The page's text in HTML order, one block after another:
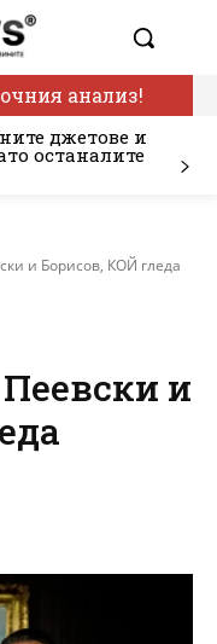
анализ!
джетове и
останалите
и Борисов, КОЙ гледа
и